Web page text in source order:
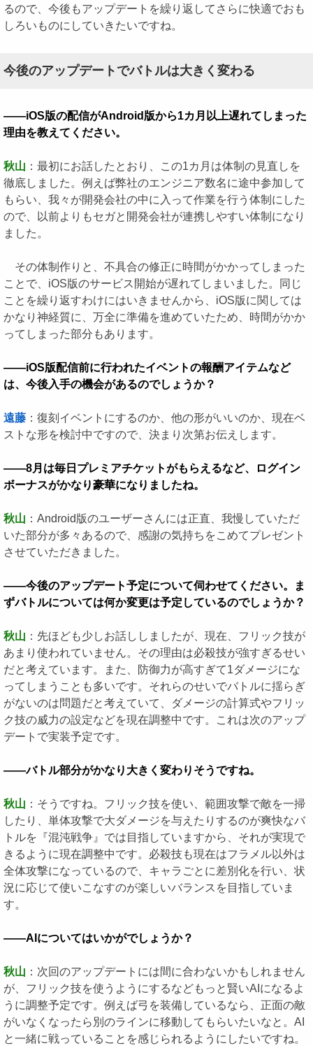
るので、今後もアップデートを繰り返してさらに快適でおも
しろいものにしていきたいですね。
今後のアップデートでバトルは大きく変わる
――iOS版の配信がAndroid版から1カ月以上遅れてしまった
理由を教えてください。
秋山 ：最初にお話したとおり、この1カ月は体制の見直しを
徹底しました。例えば弊社のエンジニア数名に途中参加して
もらい、我々が開発会社の中に入って作業を行う体制にした
ので、以前よりもセガと開発会社が連携しやすい体制になり
ました。
その体制作りと、不具合の修正に時間がかかってしまった
ことで、iOS版のサービス開始が遅れてしまいました。同じ
ことを繰り返すわけにはいきませんから、iOS版に関しては
かなり神経質に、万全に準備を進めていたため、時間がかか
ってしまった部分もあります。
――iOS版配信前に行われたイベントの報酬アイテムなど
は、今後入手の機会があるのでしょうか？
遠藤 ：復刻イベントにするのか、他の形がいいのか、現在ベ
ストな形を検討中ですので、決まり次第お伝えします。
――8月は毎日プレミアチケットがもらえるなど、ログイン
ボーナスがかなり豪華になりましたね。
秋山 ：Android版のユーザーさんには正直、我慢していただ
いた部分が多々あるので、感謝の気持ちをこめてプレゼント
させていただきました。
――今後のアップデート予定について伺わせてください。ま
ずバトルについては何か変更は予定しているのでしょうか？
秋山 ：先ほども少しお話ししましたが、現在、フリック技が
あまり使われていません。その理由は必殺技が強すぎるせい
だと考えています。また、防御力が高すぎて1ダメージにな
ってしまうことも多いです。それらのせいでバトルに揺らぎ
がないのは問題だと考えていて、ダメージの計算式やフリッ
ク技の威力の設定などを現在調整中です。これは次のアップ
デートで実装予定です。
――バトル部分がかなり大きく変わりそうですね。
秋山 ：そうですね。フリック技を使い、範囲攻撃で敵を一掃
したり、単体攻撃で大ダメージを与えたりするのが爽快なバ
トルを『混沌戦争』では目指していますから、それが実現で
きるように現在調整中です。必殺技も現在はフラメル以外は
全体攻撃になっているので、キャラごとに差別化を行い、状
況に応じて使いこなすのが楽しいバランスを目指していま
す。
――AIについてはいかがでしょうか？
秋山 ：次回のアップデートには間に合わないかもしれません
が、フリック技を使うようにするなどもっと賢いAIになるよ
うに調整予定です。例えば弓を装備しているなら、正面の敵
がいなくなったら別のラインに移動してもらいたいなと。AI
と一緒に戦っていることを感じられるようにしたいですね。